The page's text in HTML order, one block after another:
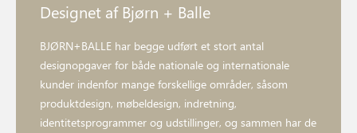
Designet af Bjørn + Balle
BJØRN+BALLE har begge udført et stort antal
designopgaver for både nationale og internationale
kunder indenfor mange forskellige områder, såsom
produktdesign, møbeldesign, indretning,
identitetsprogrammer og udstillinger, og sammen har de